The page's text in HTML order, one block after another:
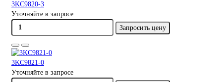
3KC9820-3
Уточняйте в запросе
Запросить цену
3KC9821-0
Уточняйте в запросе